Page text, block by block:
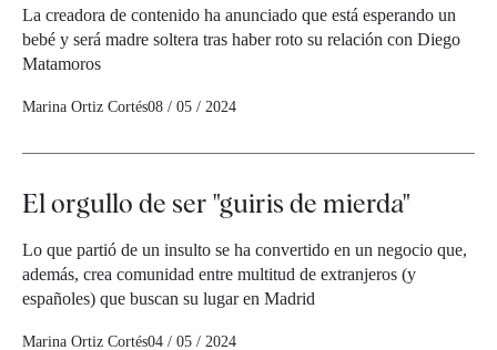
La creadora de contenido ha anunciado que está esperando un
bebé y será madre soltera tras haber roto su relación con Diego
Matamoros
Marina Ortiz Cortés08 / 05 / 2024
El orgullo de ser "guiris de mierda"
Lo que partió de un insulto se ha convertido en un negocio que,
además, crea comunidad entre multitud de extranjeros (y
españoles) que buscan su lugar en Madrid
Marina Ortiz Cortés04 / 05 / 2024